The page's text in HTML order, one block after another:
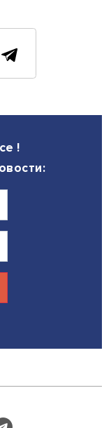
уважают, их
так можно
строятся на
учат
крайностей, а
о каждом члене
для счастливой
что
возможно. Это
связей
скандинавов
с малого — с
природу,
именно это